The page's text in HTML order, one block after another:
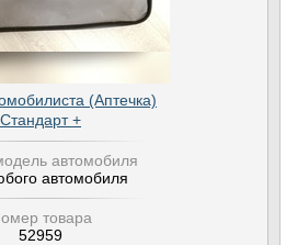
(Аптечка)
Стандарт +
автомобиля
автомобиля
товара
52959